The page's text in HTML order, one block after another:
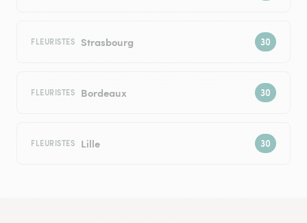
FLEURISTES Strasbourg
FLEURISTES Bordeaux
FLEURISTES Lille